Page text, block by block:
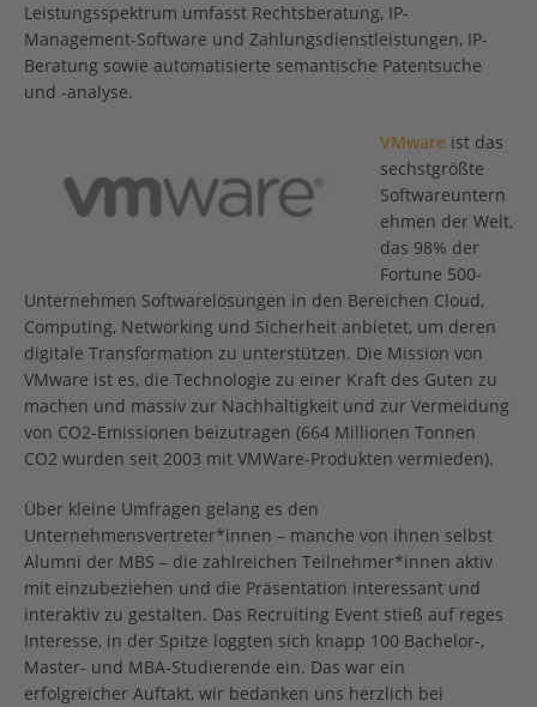
Leistungsspektrum umfasst Rechtsberatung, IP-
Management-Software und Zahlungsdienstleistungen, IP-
Beratung sowie automatisierte semantische Patentsuche
und -analyse.
VMware ist das
sechstgrößte
Softwareuntern
ehmen der Welt,
das 98% der
Fortune 500-
Unternehmen Softwarelösungen in den Bereichen Cloud,
Computing, Networking und Sicherheit anbietet, um deren
digitale Transformation zu unterstützen. Die Mission von
VMware ist es, die Technologie zu einer Kraft des Guten zu
machen und massiv zur Nachhaltigkeit und zur Vermeidung
von CO2-Emissionen beizutragen (664 Millionen Tonnen
CO2 wurden seit 2003 mit VMWare-Produkten vermieden).
Über kleine Umfragen gelang es den
Unternehmensvertreter*innen – manche von ihnen selbst
Alumni der MBS – die zahlreichen Teilnehmer*innen aktiv
mit einzubeziehen und die Präsentation interessant und
interaktiv zu gestalten. Das Recruiting Event stieß auf reges
Interesse, in der Spitze loggten sich knapp 100 Bachelor-,
Master- und MBA-Studierende ein. Das war ein
erfolgreicher Auftakt, wir bedanken uns herzlich bei